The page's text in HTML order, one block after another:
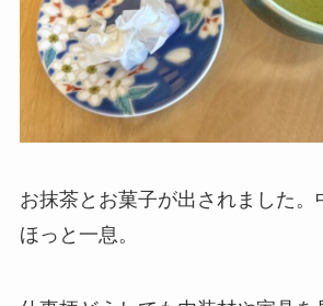
お抹茶とお菓子が出されました。
ほっと一息。